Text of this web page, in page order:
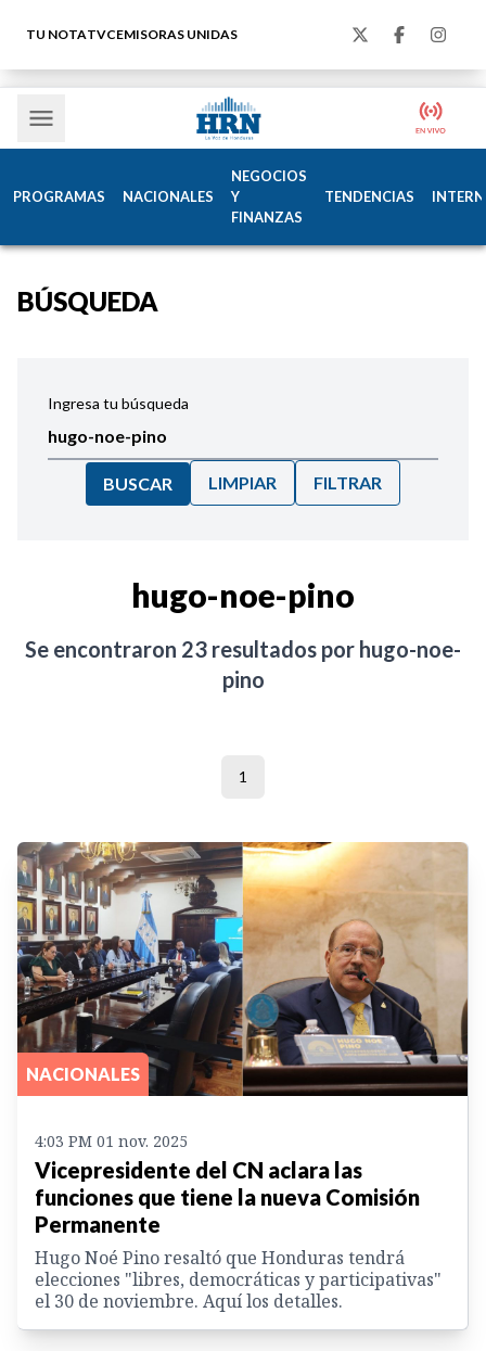
TU NOTATVCEMISORAS UNIDAS
PROGRAMAS NACIONALES
NEGOCIOS
Y
FINANZAS
TENDENCIAS
BÚSQUEDA
Ingresa tu búsqueda
BUSCAR LIMPIAR FILTRAR
hugo-noe-pino
Se encontraron 23 resultados por hugo-noe-
pino
1
NACIONALES
4:03 PM 01 nov. 2025
Vicepresidente del CN aclara las
funciones que tiene la nueva Comisión
Permanente
Hugo Noé Pino resaltó que Honduras tendrá
elecciones "libres, democráticas y participativas"
el 30 de noviembre. Aquí los detalles.